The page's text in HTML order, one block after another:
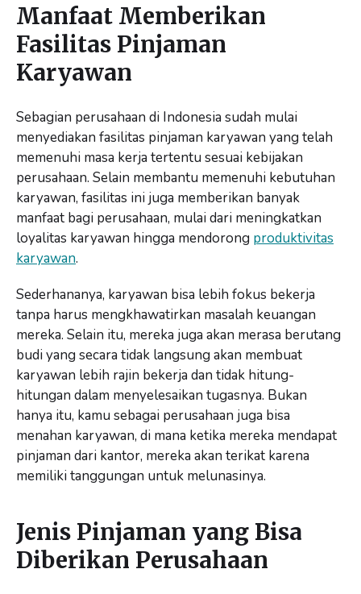
Manfaat Memberikan
Fasilitas Pinjaman
Karyawan
Sebagian perusahaan di Indonesia sudah mulai
menyediakan fasilitas pinjaman karyawan yang telah
memenuhi masa kerja tertentu sesuai kebijakan
perusahaan. Selain membantu memenuhi kebutuhan
karyawan, fasilitas ini juga memberikan banyak
manfaat bagi perusahaan, mulai dari meningkatkan
loyalitas karyawan hingga mendorong produktivitas
karyawan.
Sederhananya, karyawan bisa lebih fokus bekerja
tanpa harus mengkhawatirkan masalah keuangan
mereka. Selain itu, mereka juga akan merasa berutang
budi yang secara tidak langsung akan membuat
karyawan lebih rajin bekerja dan tidak hitung-
hitungan dalam menyelesaikan tugasnya. Bukan
hanya itu, kamu sebagai perusahaan juga bisa
menahan karyawan, di mana ketika mereka mendapat
pinjaman dari kantor, mereka akan terikat karena
memiliki tanggungan untuk melunasinya.
Jenis Pinjaman yang Bisa
Diberikan Perusahaan